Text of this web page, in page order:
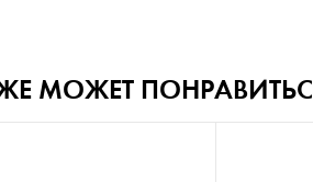
МОЖЕТ